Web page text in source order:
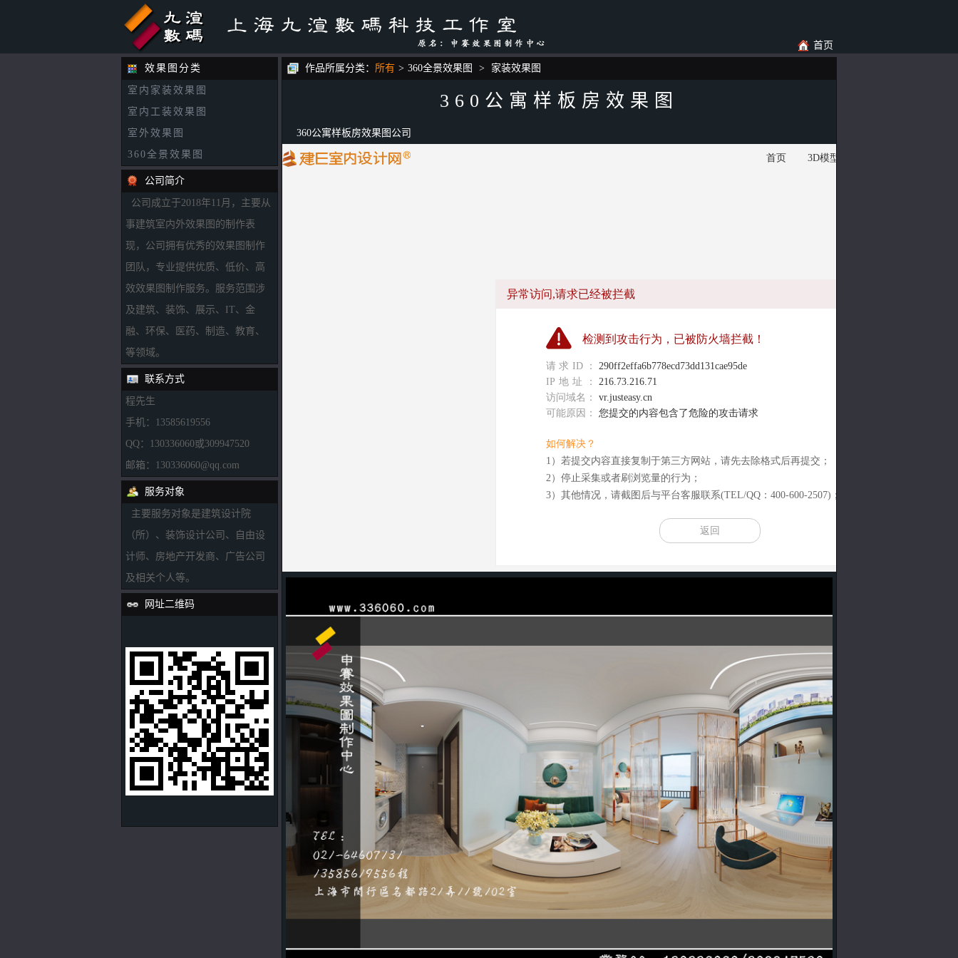
首页
效果图分类
室内家装效果图
室内工装效果图
室外效果图
360全景效果图
公司简介
公司成立于2018年11月，主要从
事建筑室内外效果图的制作表
现，公司拥有优秀的效果图制作
团队，专业提供优质、低价、高
效效果图制作服务。服务范围涉
及建筑、装饰、展示、IT、金
融、环保、医药、制造、教育、
等领域。
联系方式
程先生
手机：13585619556
QQ：130336060或309947520
邮箱：130336060@qq.com
服务对象
主要服务对象是建筑设计院
（所）、装饰设计公司、自由设
计师、房地产开发商、广告公司
及相关个人等。
网址二维码
作品所属分类： 所有 > 360全景效果图 > 家装效果图
360公寓样板房效果图
360公寓样板房效果图公司